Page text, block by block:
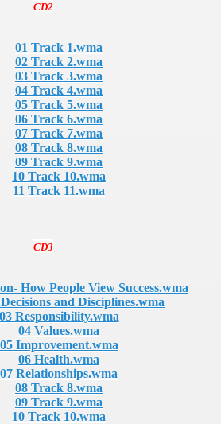
CD2
01 Track 1.wma
02 Track 2.wma
03 Track 3.wma
04 Track 4.wma
05 Track 5.wma
06 Track 6.wma
07 Track 7.wma
08 Track 8.wma
09 Track 9.wma
10 Track 10.wma
11 Track 11.wma
CD3
How People View Success.wma
and Disciplines.wma
03 Responsibility.wma
04 Values.wma
05 Improvement.wma
06 Health.wma
07 Relationships.wma
08 Track 8.wma
09 Track 9.wma
10 Track 10.wma